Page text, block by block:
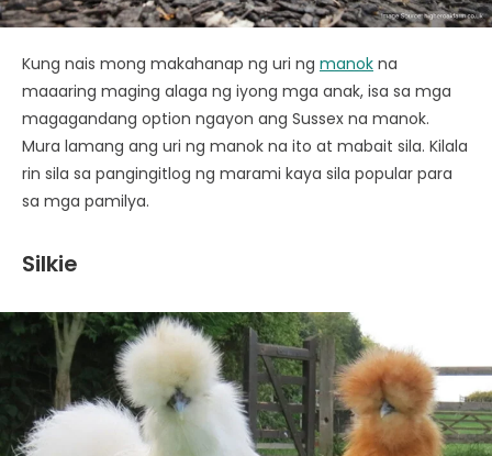
Kung nais mong makahanap ng uri ng manok na
maaaring maging alaga ng iyong mga anak, isa sa mga
magagandang option ngayon ang Sussex na manok.
Mura lamang ang uri ng manok na ito at mabait sila. Kilala
rin sila sa pangingitlog ng marami kaya sila popular para
sa mga pamilya.
Silkie